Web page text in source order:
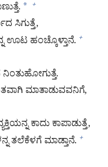
* +
ಸಿಗುತ್ತೆ,
ಊಟ ಹಂಚ್ಕೊಳ್ತಾನೆ. +
ಮಾತಾಡುವವನಿಗೆ,
ಕಾದು ಕಾಪಾಡುತ್ತೆ,
ತಲೆಕೆಳಗೆ ಮಾಡ್ತಾನೆ. +